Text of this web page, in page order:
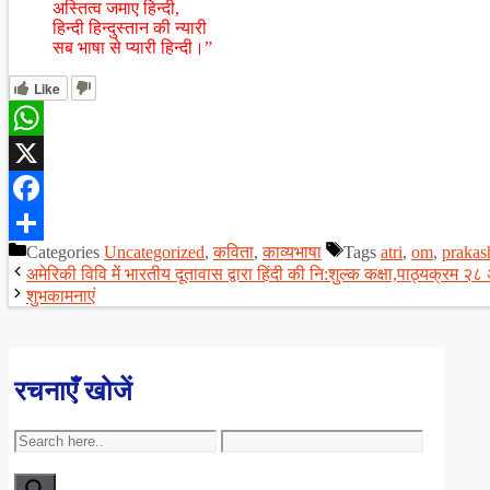
अस्तित्व जमाए हिन्दी,
हिन्दी हिन्दुस्तान की न्यारी
सब भाषा से प्यारी हिन्दी।”
Like
WhatsApp
X
Facebook
ShareCategories Uncategorized,कविता,काव्यभाषा Tags atri, om,
अमेरिकी विवि में भारतीय दूतावास द्वारा हिंदी की नि:शुल्क कक्षा,पाठ्यक्रम
शुभकामनाएं
रचनाएँ खोजें